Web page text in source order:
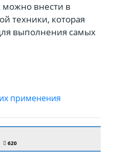
можно внести в
техники, которая
выполнения самых
620